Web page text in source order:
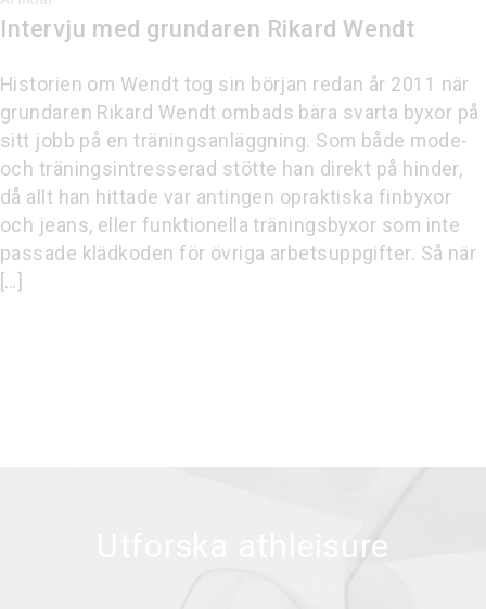
Intervju med grundaren Rikard Wendt
Historien om Wendt tog sin början redan år 2011 när
grundaren Rikard Wendt ombads bära svarta byxor på
sitt jobb på en träningsanläggning. Som både mode-
och träningsintresserad stötte han direkt på hinder,
då allt han hittade var antingen opraktiska finbyxor
och jeans, eller funktionella träningsbyxor som inte
passade klädkoden för övriga arbetsuppgifter. Så när
[…]
Utforska athleisure